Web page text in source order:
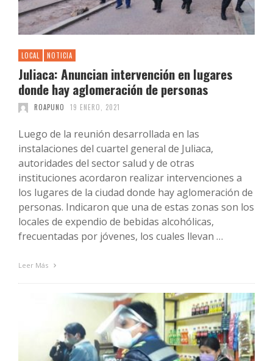
LOCAL NOTICIA
Juliaca: Anuncian intervención en lugares
donde hay aglomeración de personas
ROAPUNO 19 ENERO, 2021
Luego de la reunión desarrollada en las
instalaciones del cuartel general de Juliaca,
autoridades del sector salud y de otras
instituciones acordaron realizar intervenciones a
los lugares de la ciudad donde hay aglomeración de
personas. Indicaron que una de estas zonas son los
locales de expendio de bebidas alcohólicas,
frecuentadas por jóvenes, los cuales llevan …
Leer Más